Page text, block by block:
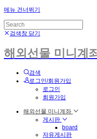
메뉴 건너뛰기
검색창 닫기
해외선물 미니계
검색
로그인/회원가입
로그인
회원가입
해외선물 미니계좌
게시판
board
자유게시판